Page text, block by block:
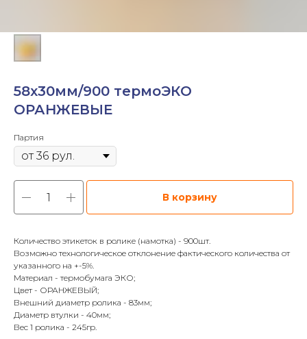
58х30мм/900 термоЭКО
ОРАНЖЕВЫЕ
Партия
В корзину
Количество этикеток в ролике (намотка) - 900шт.
Возможно технологическое отклонение фактического количества от
указанного на +-5%.
Материал - термобумага ЭКО;
Цвет - ОРАНЖЕВЫЙ;
Внешний диаметр ролика - 83мм;
Диаметр втулки - 40мм;
Вес 1 ролика - 245гр.